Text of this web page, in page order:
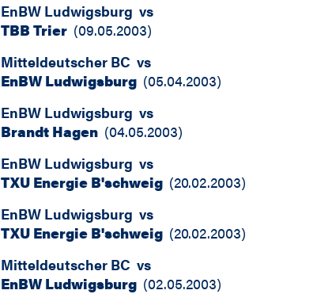
EnBW Ludwigsburg vs
TBB Trier (09.05.2003)
Mitteldeutscher BC vs
EnBW Ludwigsburg (05.04.2003)
EnBW Ludwigsburg vs
Brandt Hagen (04.05.2003)
EnBW Ludwigsburg vs
TXU Energie B'schweig (20.02.2003)
EnBW Ludwigsburg vs
TXU Energie B'schweig (20.02.2003)
Mitteldeutscher BC vs
EnBW Ludwigsburg (02.05.2003)